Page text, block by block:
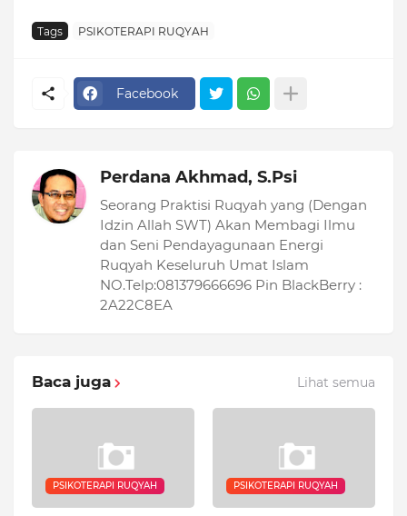
Tags PSIKOTERAPI RUQYAH
Facebook
Perdana Akhmad, S.Psi
Seorang Praktisi Ruqyah yang (Dengan
Idzin Allah SWT) Akan Membagi Ilmu
dan Seni Pendayagunaan Energi
Ruqyah Keseluruh Umat Islam
NO.Telp:081379666696 Pin BlackBerry :
2A22C8EA
Baca juga Lihat semua
PSIKOTERAPI RUQYAH PSIKOTERAPI RUQYAH